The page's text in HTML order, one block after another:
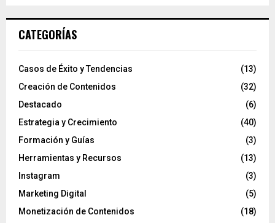
CATEGORÍAS
Casos de Éxito y Tendencias
(13)
Creación de Contenidos
(32)
Destacado
(6)
Estrategia y Crecimiento
(40)
Formación y Guías
(3)
Herramientas y Recursos
(13)
Instagram
(3)
Marketing Digital
(5)
Monetización de Contenidos
(18)